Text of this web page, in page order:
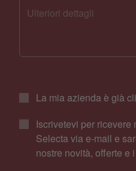
La mia azienda è già
Iscrivetevi per
Selecta via e-mail e
nostre novità, offerte e